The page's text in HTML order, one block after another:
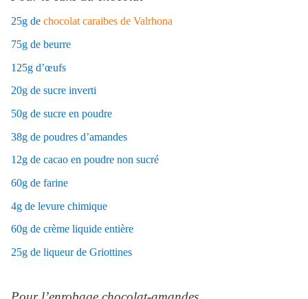
25g de chocolat caraibes de Valrhona
75g de beurre
125g d’œufs
20g de sucre inverti
50g de sucre en poudre
38g de poudres d’amandes
12g de cacao en poudre non sucré
60g de farine
4g de levure chimique
60g de crème liquide entière
25g de liqueur de Griottines